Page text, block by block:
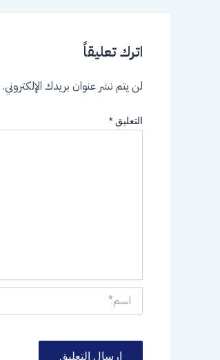
اترك تعليقاً
لن يتم نشر عنوان بريدك الإلكتروني.
التعليق *